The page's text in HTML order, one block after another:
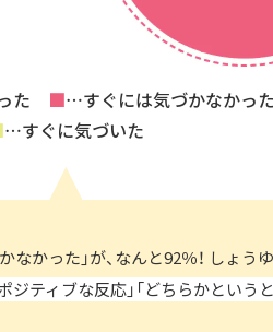
た ■…すぐには気づかなかった
…すぐに気づいた
なかった」が、なんと92％！ しょ
ポジティブな反応」「どちらかという